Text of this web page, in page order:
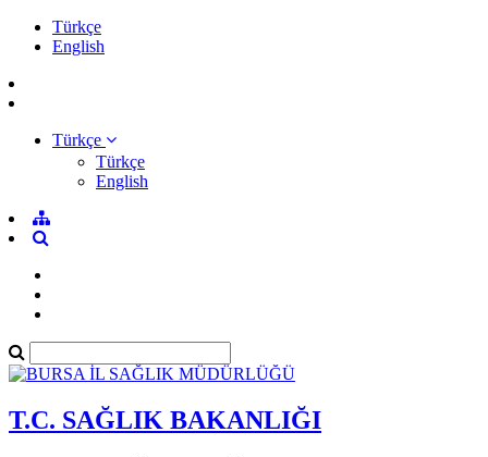
Türkçe
English
Türkçe
Türkçe
English
T.C. SAĞLIK BAKANLIĞI